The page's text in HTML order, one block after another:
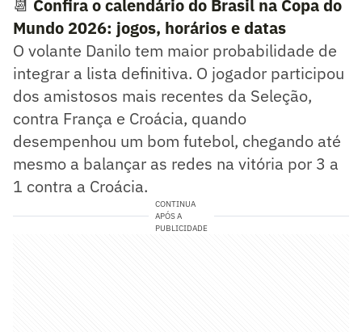
📆 Confira o calendário do Brasil na Copa do
Mundo 2026: jogos, horários e datas
O volante Danilo tem maior probabilidade de
integrar a lista definitiva. O jogador participou
dos amistosos mais recentes da Seleção,
contra França e Croácia, quando
desempenhou um bom futebol, chegando até
mesmo a balançar as redes na vitória por 3 a
1 contra a Croácia.
CONTINUA
APÓS A
PUBLICIDADE